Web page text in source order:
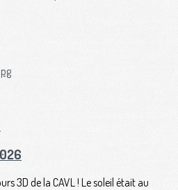
3D de la CAVL ! Le soleil était au